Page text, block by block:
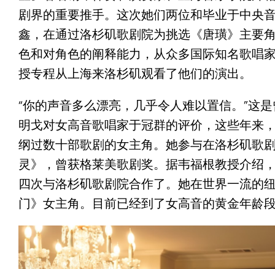
剧界的重要推手。这次她们两位和毕业于中央
鑫，在通过洛杉矶歌剧院为挑选《唐璜》主要
色和对角色的阐释能力，从众多国际知名歌唱
授专程从上海来洛杉矶观看了他们的演出。
“你的声音多么漂亮，几乎令人难以置信。”这
明戈对女高音歌唱家于冠群的评价，这些年来
纲过数十部歌剧的女主角。她参与在洛杉矶歌
灵》，曾获格莱美歌剧奖。据韦福根教授介绍
四次与洛杉矶歌剧院合作了。她在世界一流的
门》女主角。目前已经到了女高音的黄金年龄